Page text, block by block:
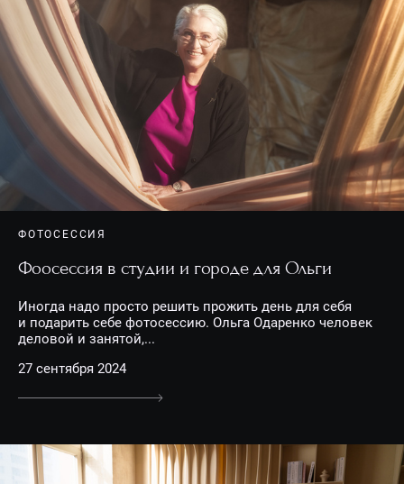
ФОТОСЕССИЯ
Фоосессия в студии и городе для Ольги
Иногда надо просто решить прожить день для себя
и подарить себе фотосессию. Ольга Одаренко человек
деловой и занятой,...
27 сентября 2024